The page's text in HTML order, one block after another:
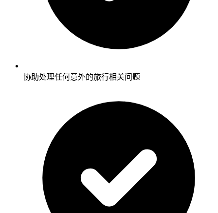
协助处理任何意外的旅行相关问题